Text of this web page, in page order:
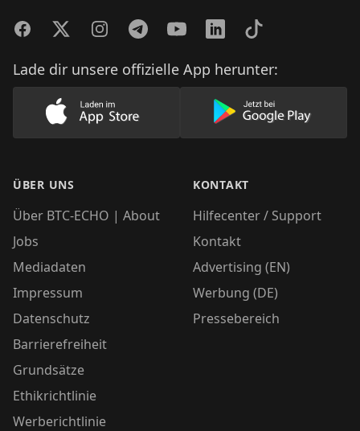
FacebookTwitterInstagramTelegramYouTubeLinkedInTikTok
Lade dir unsere offizielle App herunter:
Lade unsere App im AppStore herunter
Lade unsere
ÜBER UNS
Über BTC-ECHO | About
Jobs
Mediadaten
Impressum
Datenschutz
Barrierefreiheit
Grundsätze
Ethikrichtlinie
Werberichtlinie
KONTAKT
Hilfecenter / Support
Kontakt
Advertising (EN)
Werbung (DE)
Pressebereich